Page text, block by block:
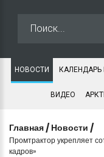
НОВОСТИ
ВИДЕО
Главная / Новости /
Промтрактор укрепляет
кадров»